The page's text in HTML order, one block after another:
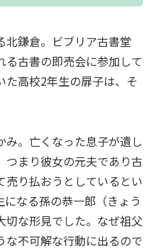
北鎌倉。ビブリア古書堂
古書の即売会に参加して
た高校2年生の扉子は、そ
。亡くなった息子が遺し
つまり彼女の元夫であり古
り払おうとしているとい
なる孫の恭一郎（きょう
切な形見でした。なぜ祖父
な不可解な行動に出るので